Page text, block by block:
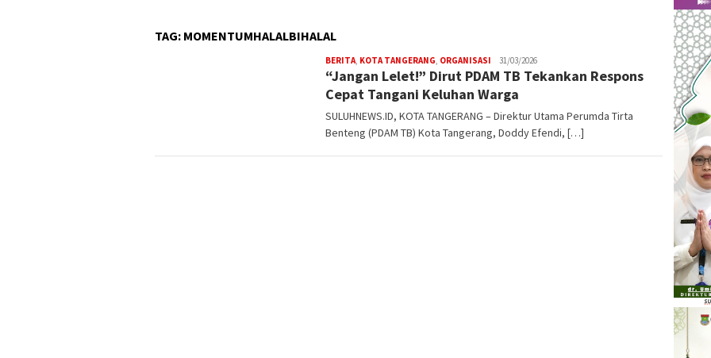
TAG: MOMENTUMHALALBIHALAL
BERITA, KOTA TANGERANG, ORGANISASI W4nt0
31/03/2026
“Jangan Lelet!” Dirut PDAM TB Tekankan Respons
Cepat Tangani Keluhan Warga
SULUHNEWS.ID, KOTA TANGERANG – Direktur Utama Perumda Tirta
Benteng (PDAM TB) Kota Tangerang, Doddy Efendi, […]